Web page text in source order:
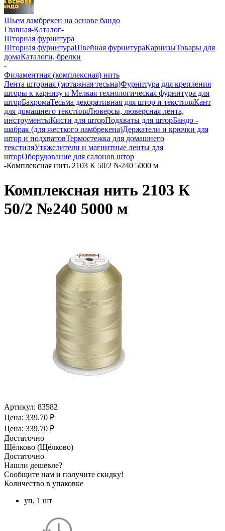
Шьем ламбрекен на основе бандо
Главная-Каталог-
Шторная фурнитура
Шторная фурнитураШвейная фурнитураКарнизыТовары для
домаКаталоги, брелки
-
Филаментная (комплексная) нить
Лента шторная (мотажная тесьма)Фурнитура для крепления
шторы к карнизу и Мелкая технологическая фурнитура для
шторБахромаТесьма декоративная для штор и текстиляКант
для домашнего текстиляЛюверсы, люверсная лента,
инструментыКисти для шторПодхваты для шторБандо -
шабрак (для жесткого ламбрекена)Держатели и крючки для
штор и подхватовТермостежка для домашнего
текстиляУтяжелители и магнитные ленты для
шторОборудование для салонов штор
-Комплексная нить 2103 К 50/2 №240 5000 м
Комплексная нить 2103 К
50/2 №240 5000 м
Артикул: 83582
Цена: 339.70 ₽
Цена: 339.70 ₽
Достаточно
Щёлково (Щёлково)
Достаточно
Нашли дешевле?
Сообщите нам и получите скидку!
Количество в упаковке
уп. 1 шт